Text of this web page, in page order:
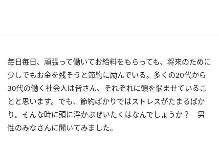
毎日毎日、頑張って働いてお給料をもらっても、将来のために
少しでもお金を残そうと節約に励んでいる。多くの20代から
30代の働く社会人は皆さん、それぞれに頭を悩ませているこ
とと思います。でも、節約ばかりではストレスがたまるばか
り。そんな時に頭に浮かぶぜいたくはなんでしょうか？ 男
性のみなさんに聞いてみました。